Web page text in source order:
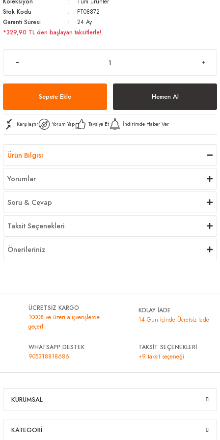
Bezler
Kovalar
Stok Kodu
FT08872
Garanti Süresi
24 Ay
*329,90 TL den başlayan taksitlerle!
Sepete Ekle Hemen Al
Karşılaştır Yorum Yap Tavsiye Et İndirimde Haber Ver
Ürün Bilgisi
Yorumlar
Soru & Cevap
Taksit Seçenekleri
Önerileriniz
ÜCRETSİZ KARGO
1000₺ ve üzeri alışverişlerde
geçerli
KOLAY İADE
14 Gün İçinde Ücretsiz İade
WHATSAPP DESTEK
905318818686
TAKSİT SEÇENEKLERİ
+9 taksit seçeneği
KURUMSAL
KATEGORİ